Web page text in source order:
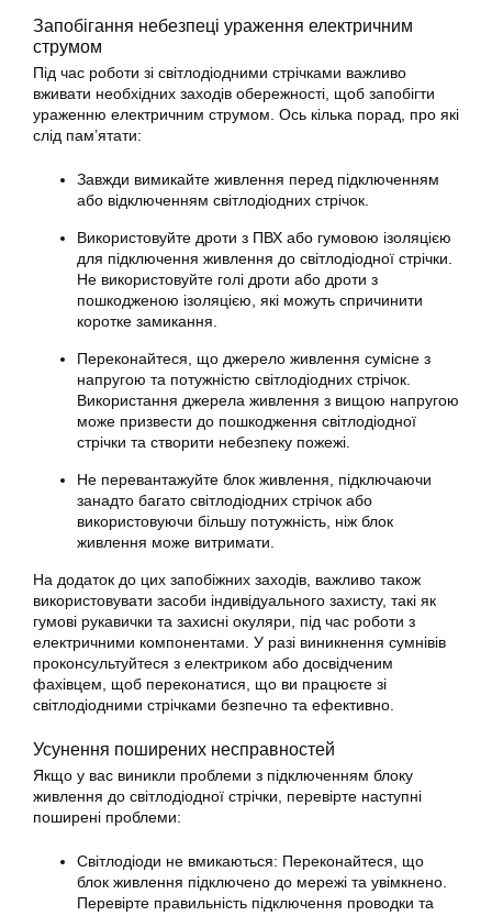
Запобігання небезпеці ураження електричним
струмом
Під час роботи зі світлодіодними стрічками важливо
вживати необхідних заходів обережності, щоб запобігти
ураженню електричним струмом. Ось кілька порад, про які
слід пам’ятати:
Завжди вимикайте живлення перед підключенням
або відключенням світлодіодних стрічок.
Використовуйте дроти з ПВХ або гумовою ізоляцією
для підключення живлення до світлодіодної стрічки.
Не використовуйте голі дроти або дроти з
пошкодженою ізоляцією, які можуть спричинити
коротке замикання.
Переконайтеся, що джерело живлення сумісне з
напругою та потужністю світлодіодних стрічок.
Використання джерела живлення з вищою напругою
може призвести до пошкодження світлодіодної
стрічки та створити небезпеку пожежі.
Не перевантажуйте блок живлення, підключаючи
занадто багато світлодіодних стрічок або
використовуючи більшу потужність, ніж блок
живлення може витримати.
На додаток до цих запобіжних заходів, важливо також
використовувати засоби індивідуального захисту, такі як
гумові рукавички та захисні окуляри, під час роботи з
електричними компонентами. У разі виникнення сумнівів
проконсультуйтеся з електриком або досвідченим
фахівцем, щоб переконатися, що ви працюєте зі
світлодіодними стрічками безпечно та ефективно.
Усунення поширених несправностей
Якщо у вас виникли проблеми з підключенням блоку
живлення до світлодіодної стрічки, перевірте наступні
поширені проблеми:
Світлодіоди не вмикаються: Переконайтеся, що
блок живлення підключено до мережі та увімкнено.
Перевірте правильність підключення проводки та